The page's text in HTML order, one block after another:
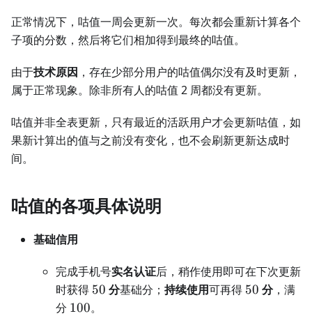
正常情况下，咕值一周会更新一次。每次都会重新计算各个
子项的分数，然后将它们相加得到最终的咕值。
由于技术原因 ，存在少部分用户的咕值偶尔没有及时更新，
属于正常现象。除非所有人的咕值 2 周都没有更新。
咕值并非全表更新，只有最近的活跃用户才会更新咕值，如
果新计算出的值与之前没有变化，也不会刷新更新达成时
间。
咕值的各项具体说明
基础信用
完成手机号实名认证后，稍作使用即可在下次更新
时获得 50
50 分基础分； 持续使用可再得 50
50 分，满
分 100
100。